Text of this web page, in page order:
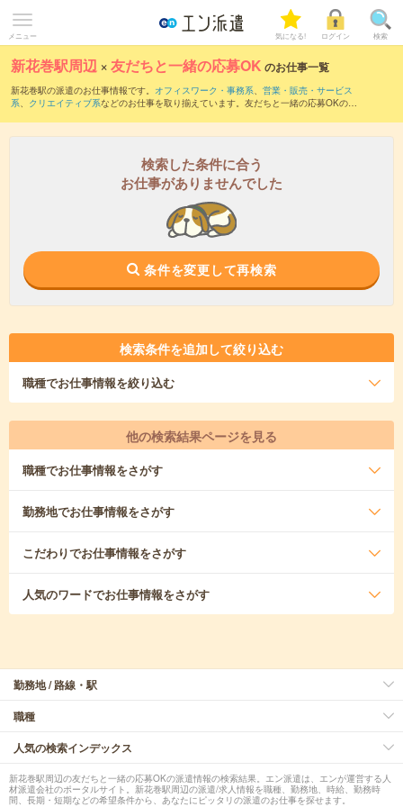
メニュー 気になる! ログイン 検索
新花巻駅周辺 ×友だちと一緒の応募OK のお仕事一覧
新花巻駅の派遣のお仕事情報です。 オフィスワーク・事務系、 営業・販売・サービス
系、 クリエイティブ系などのお仕事を取り揃えています。友だちと一緒の応募OKの条
検索した条件に合う
お仕事がありませんでした
条件を変更して再検索
検索条件を追加して絞り込む
職種でお仕事情報を絞り込む
他の検索結果ページを見る
職種でお仕事情報をさがす
勤務地でお仕事情報をさがす
こだわりでお仕事情報をさがす
人気のワードでお仕事情報をさがす
勤務地 / 路線・駅
職種
人気の検索インデックス
新花巻駅周辺の友だちと一緒の応募OKの派遣情報の検索結果。エン派遣は、エンが運営する人
材派遣会社のポータルサイト。新花巻駅周辺の派遣/求人情報を職種、勤務地、時給、勤務時
間、長期・短期などの希望条件から、あなたにピッタリの派遣のお仕事を探せます。